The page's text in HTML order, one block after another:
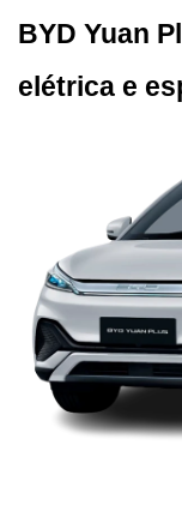
BYD Yuan
elétrica e